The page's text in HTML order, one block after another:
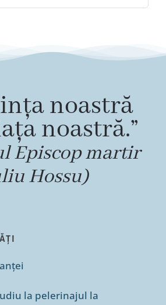
noastră
noastră.”
Episcop martir
Hossu)
la pelerinajul la